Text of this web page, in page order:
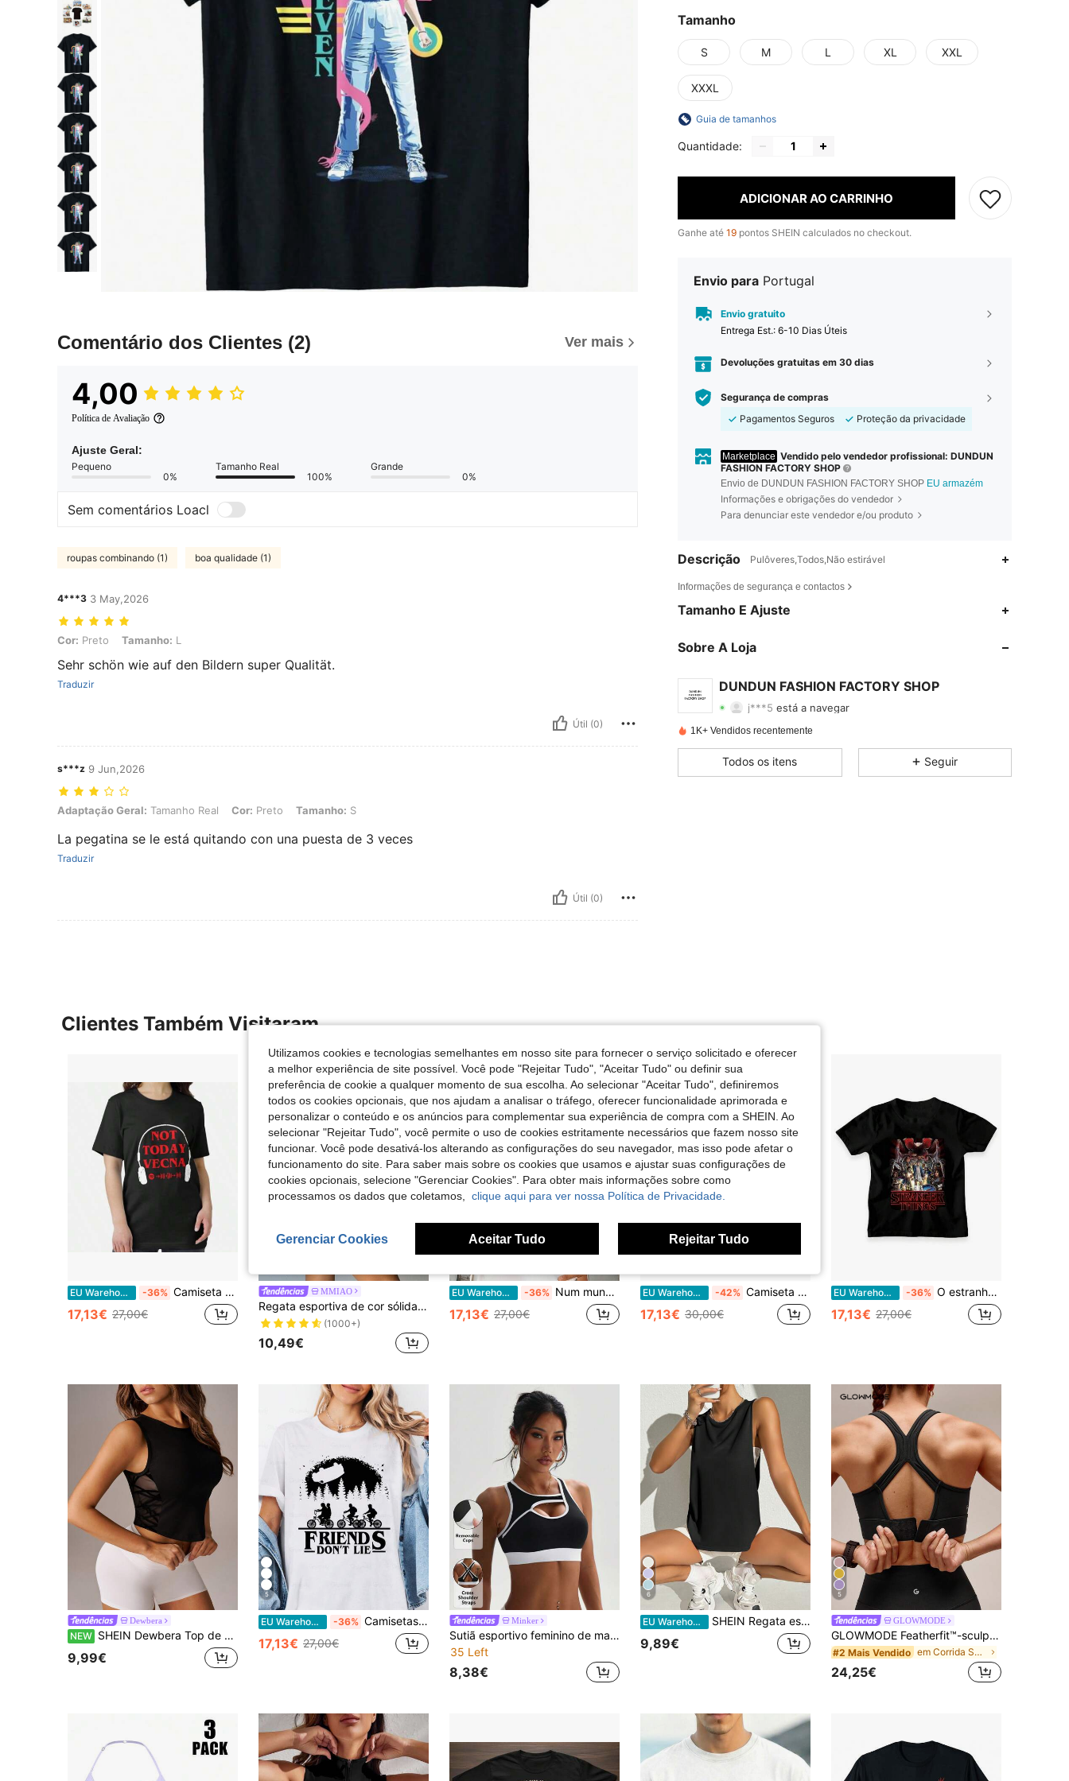
Comentário dos Clientes (2) Ver mais
4,00
Política de Avaliação
Ajuste Geral:
Pequeno
0%
Tamanho Real
100%
Grande
0%
Sem comentários Loacl
roupas combinando (1) boa qualidade (1)
4***3 3 May,2026
Cor: Preto, Tamanho: L
Cor: Preto Tamanho: L
Sehr schön wie auf den Bildern super Qualität.
Traduzir
Útil (0)
s***z 9 Jun,2026
Adaptação Geral: Tamanho Real, Cor: Preto, Tamanho: S
Adaptação Geral: Tamanho Real Cor: Preto Tamanho: S
La pegatina se le está quitando con una puesta de 3 veces
Traduzir
Útil (0)
Tamanho
S M L XL XXL
XXXL
Guia de tamanhos
Quantidade:
ADICIONAR AO CARRINHO
Ganhe até 19 pontos SHEIN calculados no checkout.
Envio para Portugal
Envio gratuito
Entrega Est.: 6-10 Dias Úteis
Devoluções gratuitas em 30 dias
Segurança de compras
Pagamentos Seguros
Proteção da privacidade
Marketplace Vendido pelo vendedor profissional: DUNDUN
FASHION FACTORY SHOP
Envio de DUNDUN FASHION FACTORY SHOP EU armazém
Informações e obrigações do vendedor
Para denunciar este vendedor e/ou produto
Descrição Pulôveres,Todos,Não estirável
Informações de segurança e contactos
Tamanho E Ajuste
Sobre A Loja
DUNDUN FASHION FACTORY SHOP
4,63
4,63
4,63 2.4K 102
j***5 está a navegar
4,63
4,63 2.4K 102
1K+ Vendidos recentemente
Todos os itens Seguir
Clientes Também Visitaram
EU Warehouse -36% Camiseta unissex Stranger's Things 4 Max com estampa de notas musicais, mangas curtas, gola redonda, 100% algodão, modelagem clássica, estilo vintage, estampa exclusiva, ideal para uma festa temática de Stranger's Things. Perfeita para festas, feriados e festivais. Use com amigos ou em casal. Confortável para o dia a dia, estilo urbano, ideal para usar diariamente e nos fins de semana. N° 5703
17,13€ 27,00€
MMIAO
Regata esportiva de cor sólida com costas vazadas, ideal para fitness e jogos.
(1000+)
10,49€
EU Warehouse -36% Num mundo de setes e onze, você é um onze - Camiseta Stranger, 100% algodão, modelagem clássica, camiseta vintage, camiseta casual unissex com estampa personalizada, camiseta Stranger, camiseta estilo urbano, presente perfeito para festas/feriados/festivais. Amigos/casais/festas, conforto para o dia a dia, roupa casual e confortável, estilo urbano, adequada para uso diário e fins de semana. Nº 029
17,13€ 27,00€
EU Warehouse -42% Camiseta Stranger dos anos 80, 100% algodão, gola redonda, manga curta, estilo clássico, estampa gráfica, confortável e casual, adequada para todas as estações.
17,13€ 30,00€
EU Warehouse -36% O estranho era. Camiseta infantil NGS Monster Frame Character, camiseta infantil estampada, camiseta leve com desenhos divertidos, feita de tecido elástico para maior liberdade de movimento.
17,13€ 27,00€
Dewbera
NEW SHEIN Dewbera Top de alças sem costuras para mulher com painel lateral em malha
9,99€
5
EU Warehouse -36% Camisetas "Friends Don't Lie", Camiseta Vintage "Hawkins", Moletom com Estética Retrô dos Anos 80, Artigos de Natal com Personagens de Desenho Animado, 100% Algodão
17,13€ 27,00€
Minker
Sutiã esportivo feminino de malha com bojo removível e alças cruzadas nas costas, em cor sólida.
35 Left
8,38€
6
EU Warehouse SHEIN Regata esportiva sem costura sólida com costas nadador e ajuste justo, regata de treino
9,89€
5
GLOWMODE
GLOWMODE Featherfit™-sculpt Sutiã Esportivo De Racerback Com Decote Em V Média Sustentação
#2 Mais Vendido em Corrida Sutiãs desportivos femininos
24,25€
Utilizamos cookies e tecnologias semelhantes em nosso site para fornecer o serviço solicitado e oferecer
a melhor experiência de site possível. Você pode "Rejeitar Tudo", "Aceitar Tudo" ou definir sua
preferência de cookie a qualquer momento de sua escolha. Ao selecionar "Aceitar Tudo", definiremos
todos os cookies opcionais, que nos ajudam a analisar o tráfego, oferecer funcionalidade aprimorada e
personalizar o conteúdo e os anúncios para complementar sua experiência de compra com a SHEIN. Ao
selecionar "Rejeitar Tudo", você permite o uso de cookies estritamente necessários que fazem nosso site
funcionar. Você pode desativá-los alterando as configurações do seu navegador, mas isso pode afetar o
funcionamento do site. Para saber mais sobre os cookies que usamos e ajustar suas configurações de
cookies opcionais, selecione "Gerenciar Cookies". Para obter mais informações sobre como
processamos os dados que coletamos, clique aqui para ver nossa Política de Privacidade.
Gerenciar Cookies Aceitar Tudo Rejeitar Tudo